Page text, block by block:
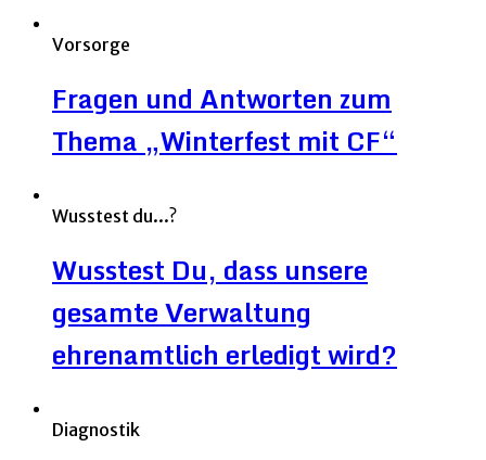
Vorsorge
Fragen und Antworten zum
Thema „Winterfest mit CF“
Wusstest du...?
Wusstest Du, dass unsere
gesamte Verwaltung
ehrenamtlich erledigt wird?
Diagnostik